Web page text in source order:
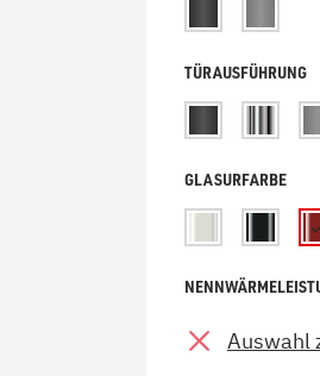
E bis G
O bis S
T bis Z
TÜRAUSFÜHRUNG
GLASURFARBE
Auswahl